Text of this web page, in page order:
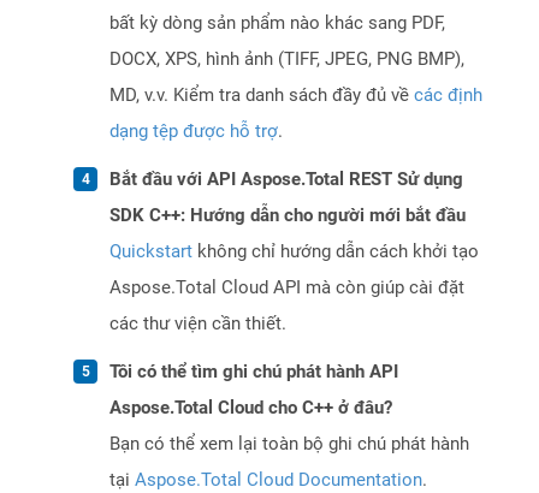
bất kỳ dòng sản phẩm nào khác sang PDF,
DOCX, XPS, hình ảnh (TIFF, JPEG, PNG BMP),
MD, v.v. Kiểm tra danh sách đầy đủ về các định
dạng tệp được hỗ trợ.
Bắt đầu với API Aspose.Total REST Sử dụng
SDK C++: Hướng dẫn cho người mới bắt đầu
Quickstart không chỉ hướng dẫn cách khởi tạo
Aspose.Total Cloud API mà còn giúp cài đặt
các thư viện cần thiết.
Tôi có thể tìm ghi chú phát hành API
Aspose.Total Cloud cho C++ ở đâu?
Bạn có thể xem lại toàn bộ ghi chú phát hành
tại Aspose.Total Cloud Documentation.